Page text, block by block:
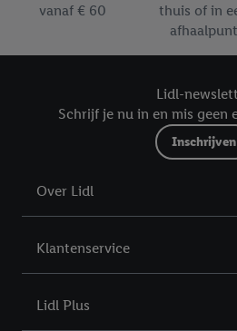
vanaf € 60
thuis of in
afhaalpunt
Lidl-
Schrijf je nu in en mis geen
Inschrijven
Over Lidl
Klantenservice
Lidl Plus